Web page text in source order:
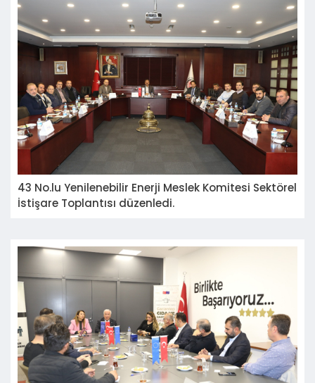
43 No.lu Yenilenebilir Enerji Meslek Komitesi Sektörel
İstişare Toplantısı düzenledi.